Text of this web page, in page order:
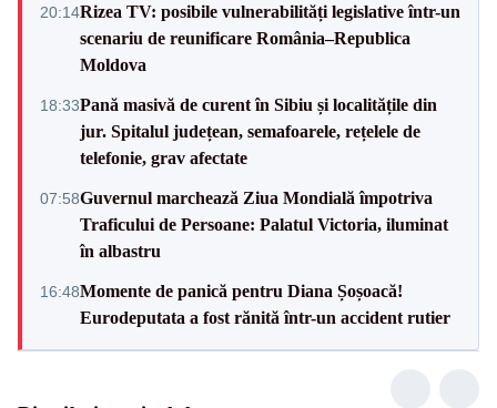
20:14Rizea TV: posibile vulnerabilități legislative într-un
scenariu de reunificare România–Republica
Moldova
18:33Pană masivă de curent în Sibiu și localitățile din
jur. Spitalul județean, semafoarele, rețelele de
telefonie, grav afectate
07:58Guvernul marchează Ziua Mondială împotriva
Traficului de Persoane: Palatul Victoria, iluminat
în albastru
16:48Momente de panică pentru Diana Șoșoacă!
Eurodeputata a fost rănită într-un accident rutier